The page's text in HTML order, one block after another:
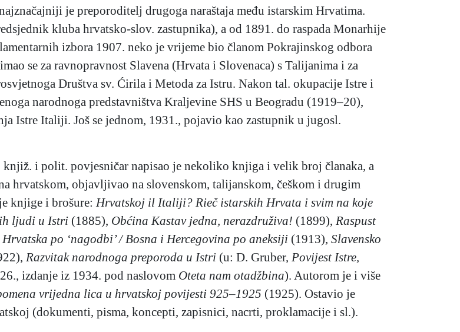
je preporoditelj drugoga naraštaja među istarskim Hrvatima.
kluba hrvatsko-slov. zastupnika), a od 1891. do raspada Monarhije
izbora 1907. neko je vrijeme bio članom Pokrajinskog odbora
se za ravnopravnost Slavena (Hrvata i Slovenaca) s Talijanima i za
Društva sv. Ćirila i Metoda za Istru. Nakon tal. okupacije Istre i
narodnoga predstavništva Kraljevine SHS u Beogradu (1919–20),
Istre Italiji. Još se jednom, 1931., pojavio kao zastupnik u jugosl.
knjiž. i polit. povjesničar napisao je nekoliko knjiga i velik broj članaka, a
hrvatskom, objavljivao na slovenskom, talijanskom, češkom i drugim
knjige i brošure: Hrvatskoj il Italiji? Rieč istarskih Hrvata i svim na koje
ljudi u Istri (1885), Obćina Kastav jedna, nerazdruživa! (1899), Raspust
po ‘nagodbi’ / Bosna i Hercegovina po aneksiji (1913), Slavensko
Razvitak narodnoga preporoda u Istri (u: D. Gruber, Povijest Istre,
izdanje iz 1934. pod naslovom Oteta nam otadžbina). Autorom je i više
vrijedna lica u hrvatskoj povijesti 925–1925 (1925). Ostavio je
(dokumenti, pisma, koncepti, zapisnici, nacrti, proklamacije i sl.).